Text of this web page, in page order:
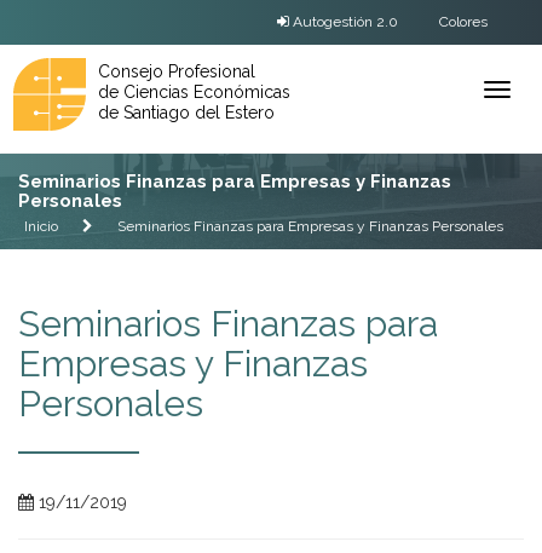
Autogestión 2.0 Colores
Ver
Consejo Profesional
de Ciencias Económicas
de Santiago del Estero
Seminarios Finanzas para Empresas y Finanzas
Personales
Inicio Seminarios Finanzas para Empresas y Finanzas Personales
Seminarios Finanzas para
Empresas y Finanzas
Personales
19/11/2019